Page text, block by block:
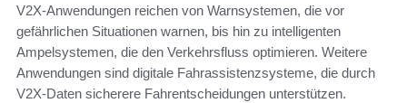
V2X-Anwendungen reichen von Warnsystemen, die vor
gefährlichen Situationen warnen, bis hin zu intelligenten
Ampelsystemen, die den Verkehrsfluss optimieren. Weitere
Anwendungen sind digitale Fahrassistenzsysteme, die durch
V2X-Daten sicherere Fahrentscheidungen unterstützen.